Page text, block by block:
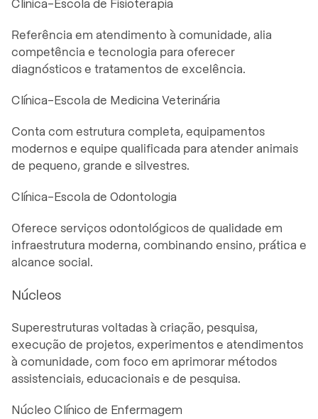
Clínica-Escola de Fisioterapia
Referência em atendimento à comunidade, alia
competência e tecnologia para oferecer
diagnósticos e tratamentos de excelência.
Clínica-Escola de Medicina Veterinária
Conta com estrutura completa, equipamentos
modernos e equipe qualificada para atender animais
de pequeno, grande e silvestres.
Clínica-Escola de Odontologia
Oferece serviços odontológicos de qualidade em
infraestrutura moderna, combinando ensino, prática e
alcance social.
Núcleos
Superestruturas voltadas à criação, pesquisa,
execução de projetos, experimentos e atendimentos
à comunidade, com foco em aprimorar métodos
assistenciais, educacionais e de pesquisa.
Núcleo Clínico de Enfermagem